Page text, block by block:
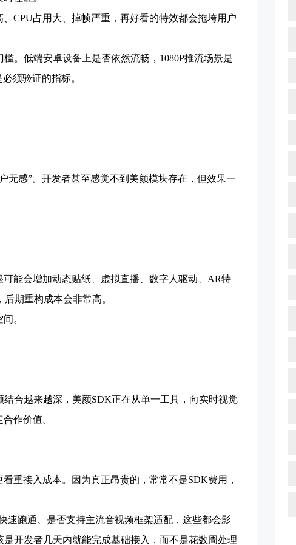
CPU占用大、掉帧严重，再好看的特效都会拖垮用户
。低端安卓设备上是否依然流畅，1080P推流场景是
须验证的指标。
无感”。开发者甚至感觉不到美颜模块存在，但效果一
能会增加动态贴纸、虚拟直播、数字人驱动、AR特
期重构成本会非常高。
。
合越来越深，美颜SDK正在从单一工具，向实时视觉
作价值。
重接入成本。因为真正昂贵的，常常不是SDK费用，
速跑通、是否支持主流音视频框架适配，这些都会影
开发者几天内就能完成基础接入，而不是花数周处理